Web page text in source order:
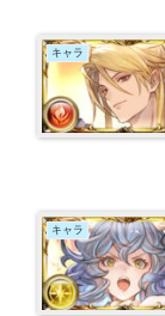
キャラ
キャラ